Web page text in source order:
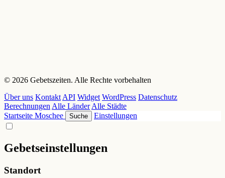
© 2026 Gebetszeiten. Alle Rechte vorbehalten
Über uns Kontakt API Widget WordPress Datenschutz
Berechnungen Alle Länder Alle Städte
Startseite Moschee Suche Einstellungen
Gebetseinstellungen
Standort